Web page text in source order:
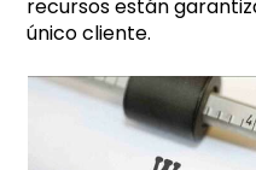
recursos están
único cliente.